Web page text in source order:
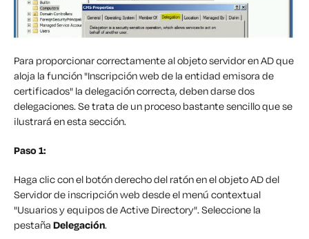
Para proporcionar correctamente al objeto servidor en AD que
aloja la función "Inscripción web de la entidad emisora de
certificados" la delegación correcta, deben darse dos
delegaciones. Se trata de un proceso bastante sencillo que se
ilustrará en esta sección.
Paso 1:
Haga clic con el botón derecho del ratón en el objeto AD del
Servidor de inscripción web desde el menú contextual
"Usuarios y equipos de Active Directory". Seleccione la
pestaña Delegación.